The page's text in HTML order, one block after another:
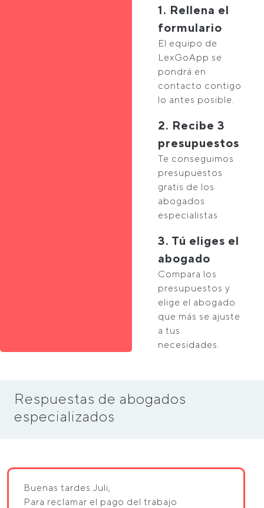
1. Rellena el
formulario
El equipo de
LexGoApp se
pondrá en
contacto contigo
lo antes posible.
2. Recibe 3
presupuestos
Te conseguimos
presupuestos
gratis de los
abogados
especialistas
3. Tú eliges el
abogado
Compara los
presupuestos y
elige el abogado
que más se ajuste
a tus
necesidades.
Respuestas de abogados
especializados
Buenas tardes Juli,
Para reclamar el pago del trabajo